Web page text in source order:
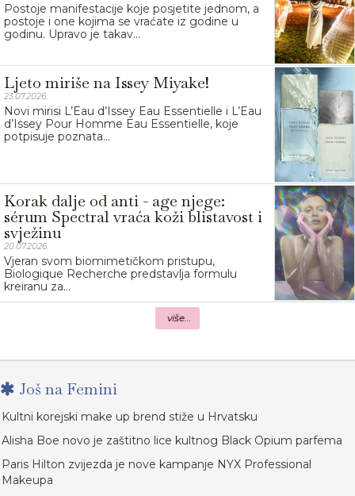
Postoje manifestacije koje posjetite jednom, a
postoje i one kojima se vraćate iz godine u
godinu. Upravo je takav...
Ljeto miriše na Issey Miyake!
23.07.2026.
Novi mirisi L’Eau d’Issey Eau Essentielle i L’Eau
d’Issey Pour Homme Eau Essentielle, koje
potpisuje poznata...
Korak dalje od anti - age njege:
sérum Spectral vraća koži blistavost i
svježinu
20.07.2026.
Vjeran svom biomimetičkom pristupu,
Biologique Recherche predstavlja formulu
kreiranu za...
više...
Još na Femini
Kultni korejski make up brend stiže u Hrvatsku
Alisha Boe novo je zaštitno lice kultnog Black Opium parfema
Paris Hilton zvijezda je nove kampanje NYX Professional
Makeupa